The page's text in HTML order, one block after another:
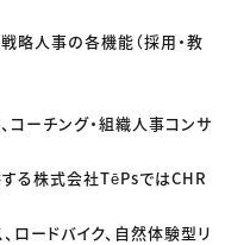
略人事の各機能（採用・教
ーチング・組織人事コンサ
る株式会社TēPsではCHR
ロードバイク、自然体験型リ